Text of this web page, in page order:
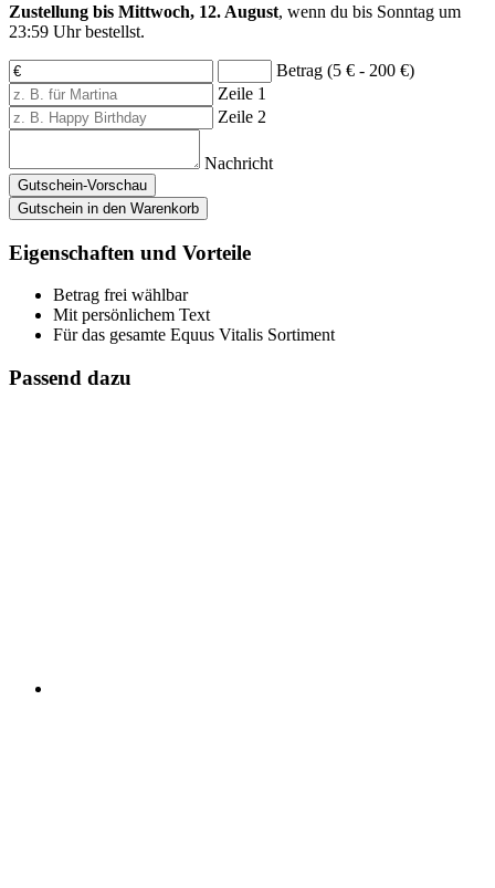
Zustellung bis Mittwoch, 12. August, wenn du bis Sonntag um
23:59 Uhrbestellst.
Betrag (5 € - 200 €)
Zeile 1
Zeile 2
Nachricht
Gutschein-Vorschau
Gutschein in den Warenkorb
Eigenschaften und Vorteile
Betrag frei wählbar
Mit persönlichem Text
Für das gesamte Equus Vitalis Sortiment
Passend dazu